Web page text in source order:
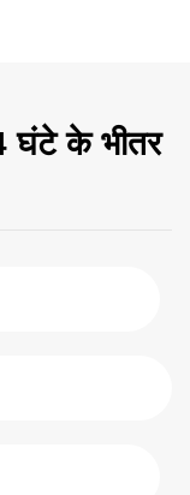
घंटे के भीतर